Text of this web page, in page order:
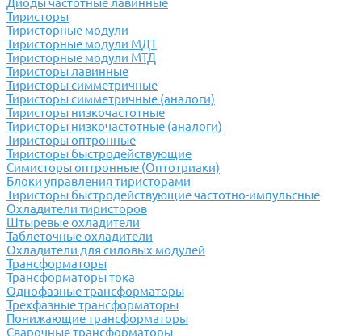
Диоды частотные лавинные
Тиристоры
Тиристорные модули
Тиристорные модули МДТ
Тиристорные модули МТД
Тиристоры лавинные
Тиристоры симметричные
Тиристоры симметричные (аналоги)
Тиристоры низкочастотные
Тиристоры низкочастотные (аналоги)
Тиристоры оптронные
Тиристоры быстродействующие
Симисторы оптронные (Оптотриаки)
Блоки управления тиристорами
Тиристоры быстродействующие частотно-импульсные
Охладители тиристоров
Штыревые охладители
Таблеточные охладители
Охладители для силовых модулей
Трансформаторы
Трансформаторы тока
Однофазные трансформаторы
Трехфазные трансформаторы
Понижающие трансформаторы
Сварочные трансформаторы